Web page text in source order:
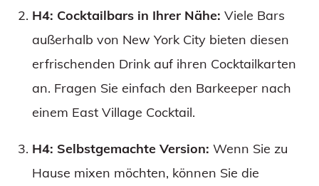
H4: Cocktailbars in Ihrer Nähe: Viele Bars
außerhalb von New York City bieten diesen
erfrischenden Drink auf ihren Cocktailkarten
an. Fragen Sie einfach den Barkeeper nach
einem East Village Cocktail.
H4: Selbstgemachte Version: Wenn Sie zu
Hause mixen möchten, können Sie die